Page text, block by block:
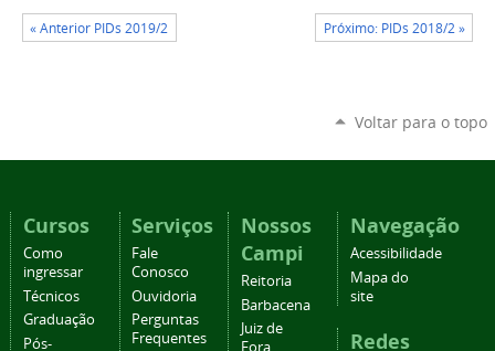
« Anterior PIDs 2019/2 Próximo: PIDs 2018/2 »
Voltar para o topo
Cursos
Como
ingressar
Técnicos
Graduação
Pós-
Serviços
Fale
Conosco
Ouvidoria
Perguntas
Frequentes
Nossos
Campi
Reitoria
Barbacena
Juiz de
Navegação
Acessibilidade
Mapa do
site
Redes